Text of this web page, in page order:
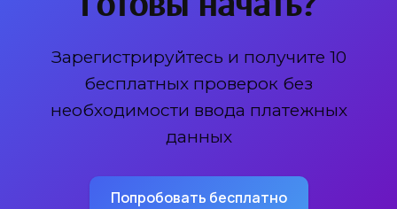
Зарегистрируйтесь и получите 10
бесплатных проверок без
необходимости ввода платежных
данных
Попробовать бесплатно